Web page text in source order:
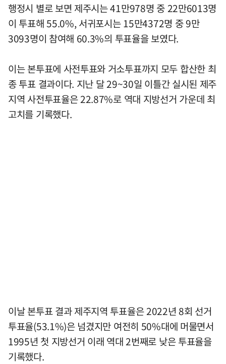
행정시 별로 보면 제주시는 41만978명 중 22만6013명
이 투표해 55.0%, 서귀포시는 15만4372명 중 9만
3093명이 참여해 60.3%의 투표율을 보였다.
이는 본투표에 사전투표와 거소투표까지 모두 합산한 최
종 투표 결과이다. 지난 달 29~30일 이틀간 실시된 제주
지역 사전투표율은 22.87%로 역대 지방선거 가운데 최
고치를 기록했다.
이날 본투표 결과 제주지역 투표율은 2022년 8회 선거
투표율(53.1%)은 넘겼지만 여전히 50%대에 머물면서
1995년 첫 지방선거 이래 역대 2번째로 낮은 투표율을
기록했다.